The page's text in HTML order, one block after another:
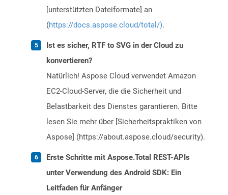
[unterstützten Dateiformate] an
(https://docs.aspose.cloud/total/).
Ist es sicher, RTF to SVG in der Cloud zu
konvertieren?
Natürlich! Aspose Cloud verwendet Amazon
EC2-Cloud-Server, die die Sicherheit und
Belastbarkeit des Dienstes garantieren. Bitte
lesen Sie mehr über [Sicherheitspraktiken von
Aspose] (https://about.aspose.cloud/security).
Erste Schritte mit Aspose.Total REST-APIs
unter Verwendung des Android SDK: Ein
Leitfaden für Anfänger